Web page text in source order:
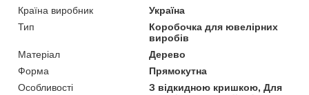
Країна виробник
Україна
Тип
Коробочка для ювелірних
виробів
Матеріал
Дерево
Форма
Прямокутна
Особливості
З відкидною кришкою, Для